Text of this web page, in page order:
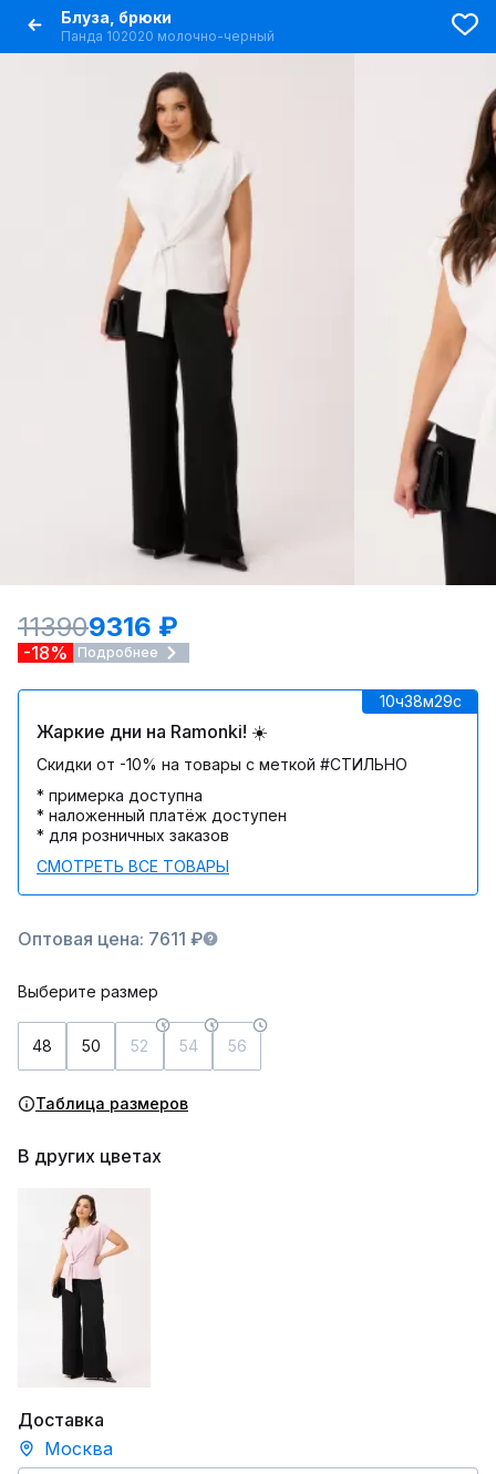
Блуза, брюки
Панда 102020 молочно-черный
113909316 ₽
-18% Подробнее
10ч38м29c
Жаркие дни на Ramonki! ☀️
Скидки от -10% на товары с меткой #СТИЛЬНО
* примерка доступна
* наложенный платёж доступен
* для розничных заказов
СМОТРЕТЬ ВСЕ ТОВАРЫ
Оптовая цена: 7611 ₽
Выберите размер
48 50 52 54 56
Таблица размеров
В других цветах
Доставка
Москва